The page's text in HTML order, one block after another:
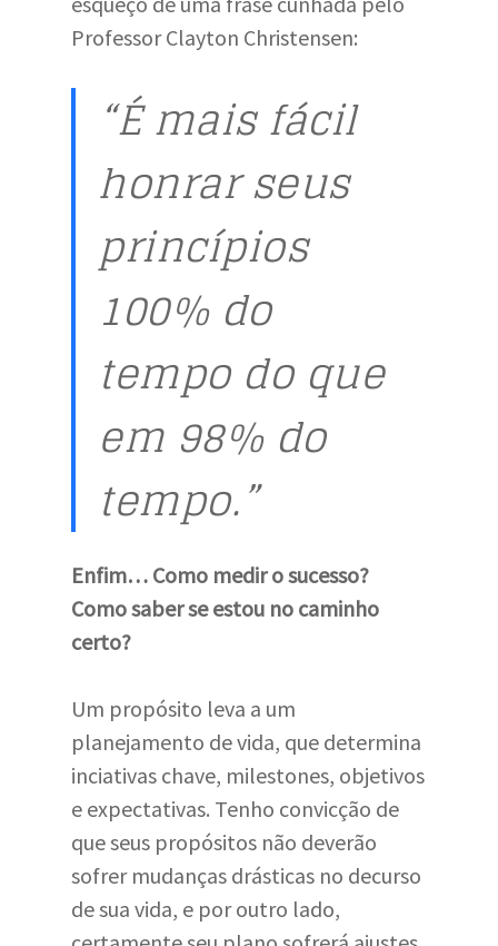
Professor Clayton Christensen:
“É mais fácil
honrar seus
princípios
100% do
tempo do que
em 98% do
tempo.”
Enfim… Como medir o sucesso?
Como saber se estou no caminho
certo?
Um propósito leva a um
planejamento de vida, que determina
inciativas chave, milestones, objetivos
e expectativas. Tenho convicção de
que seus propósitos não deverão
sofrer mudanças drásticas no decurso
de sua vida, e por outro lado,